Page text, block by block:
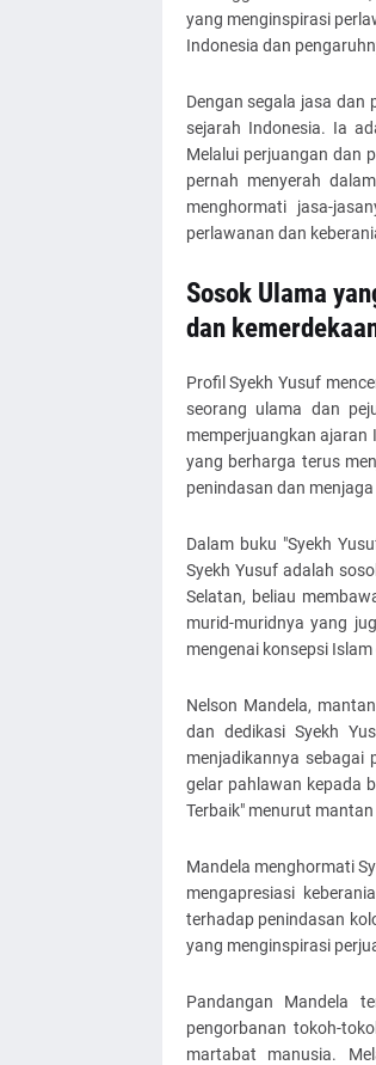
yang menginspirasi
Indonesia dan
Dengan segala jasa dan
sejarah Indonesia. Ia
Melalui perjuangan dan
pernah menyerah
menghormati jasa-
perlawanan dan
Sosok Ulama
dan
Profil Syekh Yusuf
seorang ulama dan
memperjuangkan ajaran
yang berharga terus
penindasan dan
Dalam buku "Syekh
Syekh Yusuf adalah
Selatan, beliau
murid-muridnya yang
mengenai konsepsi
Nelson Mandela,
dan dedikasi Syekh
menjadikannya sebagai
gelar pahlawan kepada
Terbaik" menurut
Mandela menghormati
mengapresiasi
terhadap penindasan
yang menginspirasi
Pandangan Mandela
pengorbanan tokoh-
martabat manusia.